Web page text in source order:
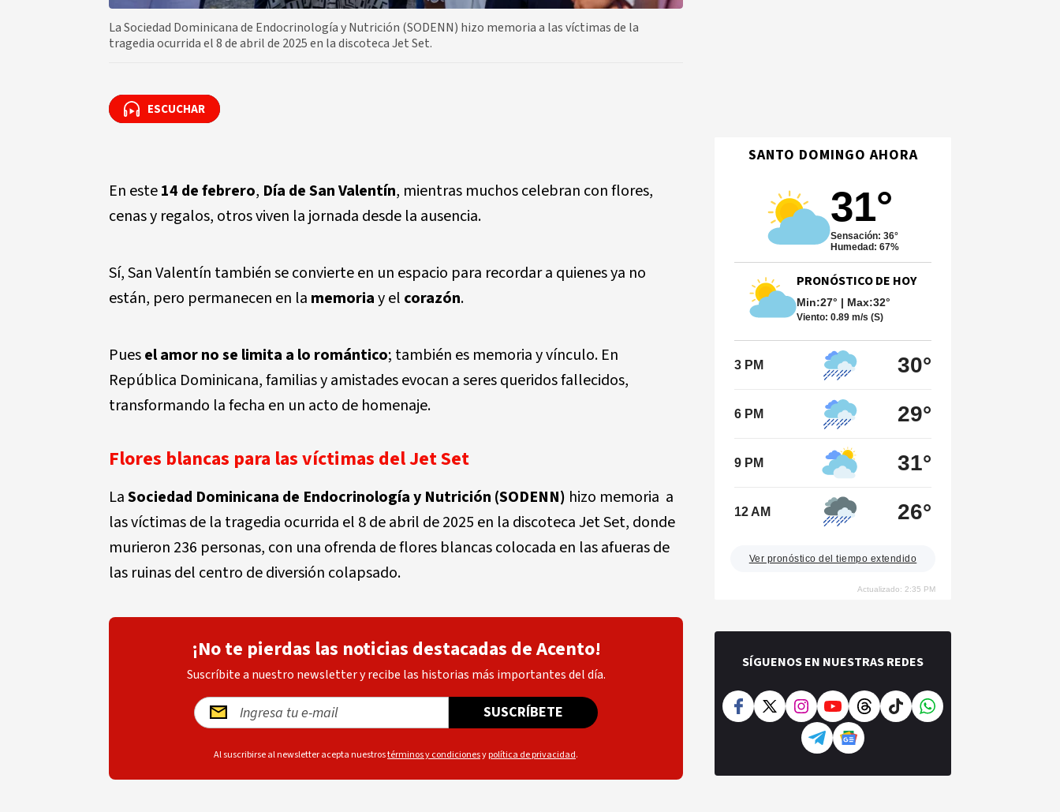
La Sociedad Dominicana de Endocrinología y Nutrición (SODENN) hizo memoria a las víctimas de la
tragedia ocurrida el 8 de abril de 2025 en la discoteca Jet Set.
ESCUCHAR
ESCUCHAR
En este14 de febrero, Día de San Valentín, mientras muchos celebran con flores,
cenas y regalos, otros viven la jornada desde la ausencia.
Sí, San Valentín también se convierte en un espacio para recordar a quienes ya no
están, pero permanecen en la memoriay el corazón.
Puesel amor no se limita a lo romántico; también es memoria y vínculo. En
República Dominicana, familias y amistades evocan a seres queridos fallecidos,
transformando la fecha en un acto de homenaje.
Flores blancas para las víctimas del Jet Set
LaSociedad Dominicana de Endocrinología y Nutrición (SODENN) hizo memoria a
las víctimas de la tragedia ocurrida el 8 de abril de 2025 en la discoteca Jet Set, donde
murieron 236 personas, con una ofrenda de flores blancas colocada en las afueras de
las ruinas del centro de diversión colapsado.
¡No te pierdas las noticias destacadas de Acento!
Suscríbite a nuestro newsletter y recibe las historias más importantes del día.
SUSCRÍBETE
Al suscribirse al newsletter acepta nuestrostérminos y condicionesypolítica de privacidad.
SANTO DOMINGO AHORA
31°
Sensación: 36°
Humedad: 67%
PRONÓSTICO DE HOY
Min:27° | Max:32°
Viento: 0.89 m/s (S)
3 PM 30°
6 PM 29°
9 PM 31°
12 AM 26°
Ver pronóstico del tiempo extendido
Actualizado: 2:35 PM
SÍGUENOS EN NUESTRAS REDES